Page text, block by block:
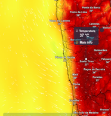
qual se
tal,
seu
ou opor-
qualquer
em “
na